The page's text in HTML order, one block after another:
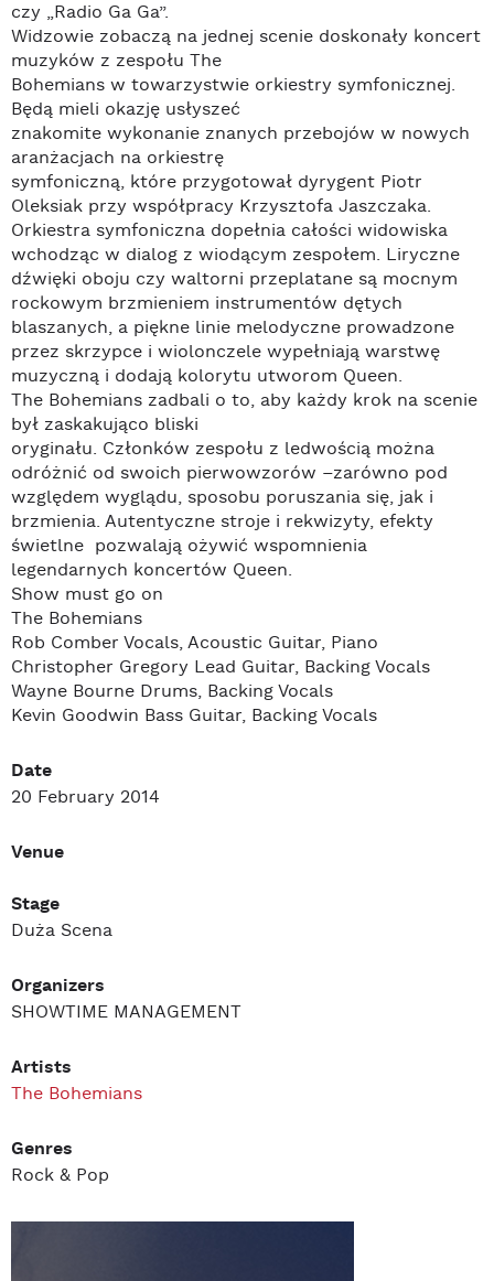
czy „Radio Ga Ga”.
Widzowie zobaczą na jednej scenie doskonały koncert
muzyków z zespołu The
Bohemians w towarzystwie orkiestry symfonicznej.
Będą mieli okazję usłyszeć
znakomite wykonanie znanych przebojów w nowych
aranżacjach na orkiestrę
symfoniczną, które przygotował dyrygent Piotr
Oleksiak przy współpracy Krzysztofa Jaszczaka.
Orkiestra symfoniczna dopełnia całości widowiska
wchodząc w dialog z wiodącym zespołem. Liryczne
dźwięki oboju czy waltorni przeplatane są mocnym
rockowym brzmieniem instrumentów dętych
blaszanych, a piękne linie melodyczne prowadzone
przez skrzypce i wiolonczele wypełniają warstwę
muzyczną i dodają kolorytu utworom Queen.
The Bohemians zadbali o to, aby każdy krok na scenie
był zaskakująco bliski
oryginału. Członków zespołu z ledwością można
odróżnić od swoich pierwowzorów –zarówno pod
względem wyglądu, sposobu poruszania się, jak i
brzmienia. Autentyczne stroje i rekwizyty, efekty
świetlne pozwalają ożywić wspomnienia
legendarnych koncertów Queen.
Show must go on
The Bohemians
Rob Comber Vocals, Acoustic Guitar, Piano
Christopher Gregory Lead Guitar, Backing Vocals
Wayne Bourne Drums, Backing Vocals
Kevin Goodwin Bass Guitar, Backing Vocals
Date
20 February 2014
Venue
Stage
Duża Scena
Organizers
SHOWTIME MANAGEMENT
Artists
The Bohemians
Genres
Rock & Pop